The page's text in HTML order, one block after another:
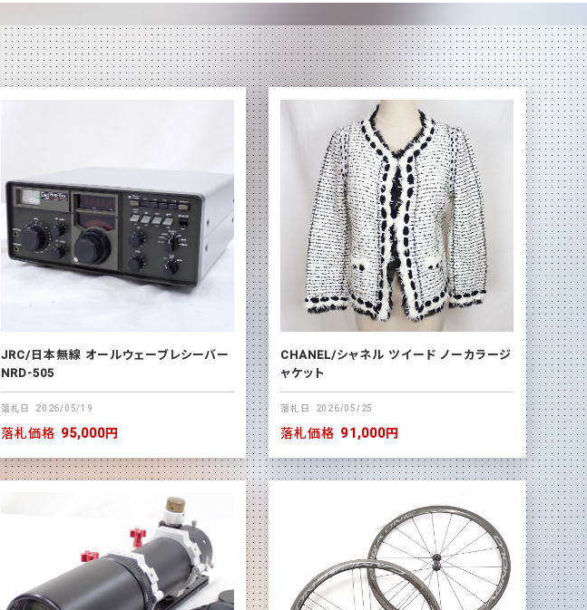
JRC/日本無線 オールウェーブレシーバー
NRD-505
落札日 2026/05/19
落札価格 95,000円
CHANEL/シャネル ツイード ノーカラージ
ャケット
落札日 2026/05/25
落札価格 91,000円